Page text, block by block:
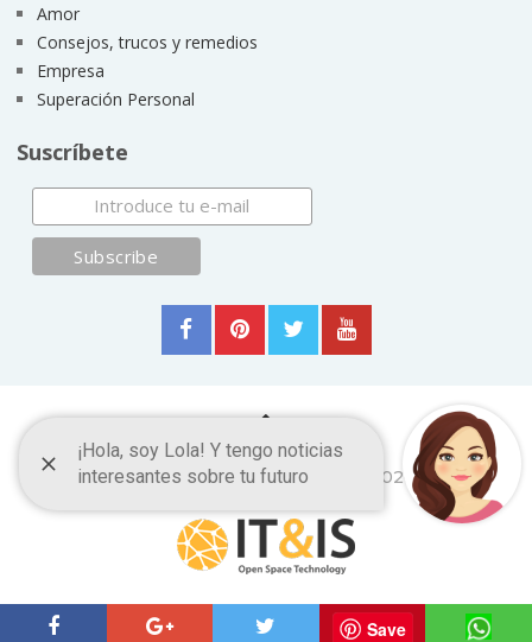
Amor
Consejos, trucos y remedios
Empresa
Superación Personal
Suscríbete
Blog Mis chistes Copyright © 2026.
ItyIs Siglo XXI| Euroresidentes
Principios generales
Save